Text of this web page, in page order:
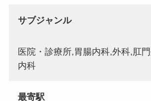
サブジャンル
医院・診療所,胃腸内科,外科,肛
内科
最寄駅